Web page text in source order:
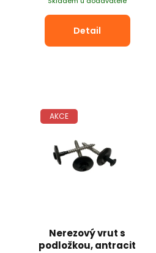
Detail
AKCE
Nerezový vrut s
podložkou, antracit